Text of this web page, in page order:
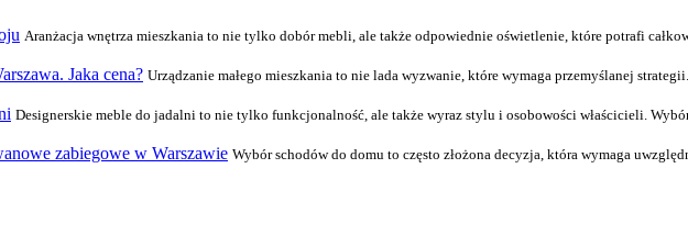
Aranżacja wnętrza mieszkania to nie tylko dobór mebli, ale także odpowiednie oświetlenie, które potrafi
Jaka cena? Urządzanie małego mieszkania to nie lada wyzwanie, które wymaga przemyślanej
Designerskie meble do jadalni to nie tylko funkcjonalność, ale także wyraz stylu i osobowości właścicieli.
zabiegowe w Warszawie Wybór schodów do domu to często złożona decyzja, która wymaga